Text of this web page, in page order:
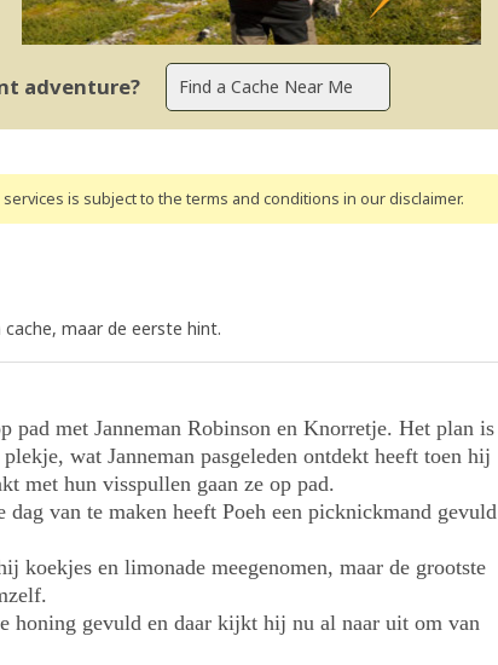
adventure?
is subject to the terms and conditions in our disclaimer.
maar de eerste hint.
pad met Janneman Robinson en Knorretje. Het plan is
wat Janneman pasgeleden ontdekt heeft toen hij
met hun visspullen gaan ze op pad.
van te maken heeft Poeh een picknickmand gevuld
koekjes en limonade meegenomen, maar de grootste
honing gevuld en daar kijkt hij nu al naar uit om van